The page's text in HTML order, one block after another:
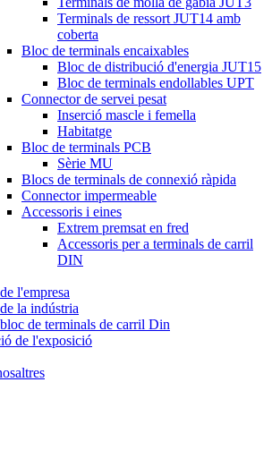
Terminals de ressort JUT14 amb
coberta
Bloc de terminals encaixables
Bloc de distribució d'energia JUT15
Bloc de terminals endollables UPT
Connector de servei pesat
Inserció mascle i femella
Habitatge
Bloc de terminals PCB
Sèrie MU
Blocs de terminals de connexió ràpida
Connector impermeable
Accessoris i eines
Extrem premsat en fred
Accessoris per a terminals de carril
DIN
l'empresa
la indústria
de terminals de carril Din
de l'exposició